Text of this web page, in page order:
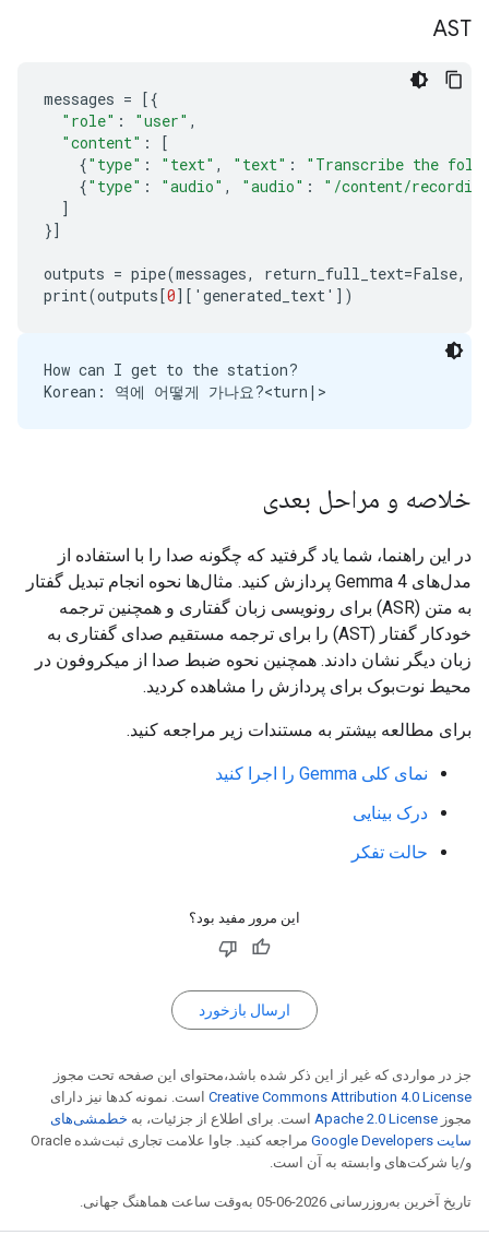
AST
messages = [{
"role" : "user" ,
"content" :
[
{"type" : "text" , "text" :
"Transcribe the
{"type" : "audio" , "audio" :
"/content/
]
}]
outputs = pipe(messages, return_full_text=False,
print(outputs[0][ ' generated_text' ])
How can I get to the station?
خلاصه و مراحل بعدی
در این راهنما، شما یاد گرفتید که چگونه صدا را با استفاده از
مدل‌های Gemma 4 پردازش کنید. مثال‌ها نحوه انجام تبدیل گفتار
به متن (ASR) برای رونویسی زبان گفتاری و همچنین ترجمه
خودکار گفتار (AST) را برای ترجمه مستقیم صدای گفتاری به
زبان دیگر نشان دادند. همچنین نحوه ضبط صدا از میکروفون در
محیط نوت‌بوک برای پردازش را مشاهده کردید.
برای مطالعه بیشتر به مستندات زیر مراجعه کنید.
نمای کلی Gemma را اجرا کنید
درک بینایی
حالت تفکر
این مرور مفید بود؟
ارسال بازخورد
جز در مواردی که غیر از این ذکر شده باشد،‌محتوای این صفحه تحت مجوز
Creative Commons Attribution 4.0 License است. نمونه کدها نیز دارای
مجوز Apache 2.0 License است. برای اطلاع از جزئیات، به خطمشی‌های
سایت Google Developers‏
مراجعه کنید. جاوا علامت تجاری ثبت‌شده Oracle
و/یا شرکت‌های وابسته به آن است.
تاریخ آخرین به‌روزرسانی 2026-06-05 به‌وقت ساعت هماهنگ جهانی.